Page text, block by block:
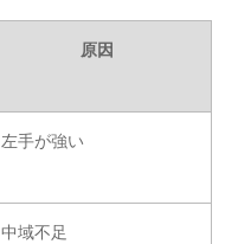
原因
左手が強い
中域不足